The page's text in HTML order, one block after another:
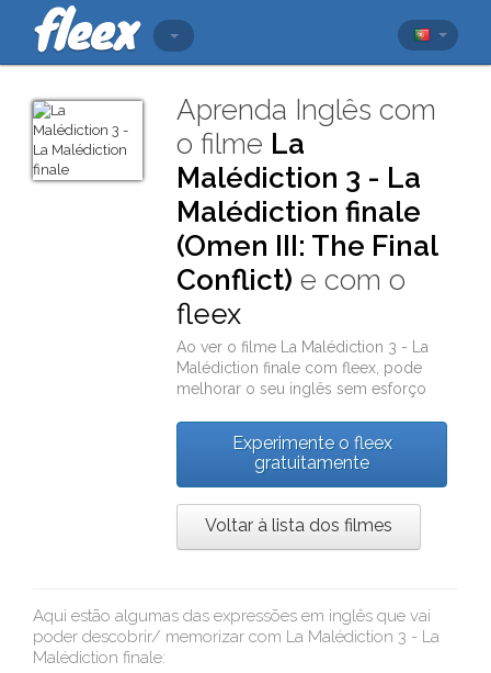
Aprenda Inglês com
o filme La
Malédiction 3 - La
Malédiction finale
(Omen III: The Final
Conflict) e com o
fleex
Ao ver o filme
La Malédiction 3 - La
Malédiction finale comfleex , pode
melhorar o seu inglês sem esforço
Experimente o fleex
gratuitamente
Voltar à lista dos filmes
Aqui estão algumas das expressões em inglês que vai
poder descobrir/ memorizar com La Malédiction 3 - La
Malédiction finale: